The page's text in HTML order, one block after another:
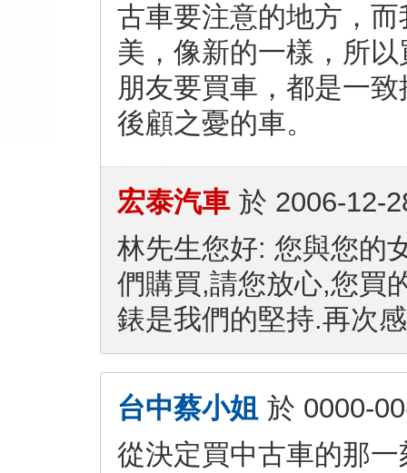
古車要注意的地方，
美，像新的一樣，所
朋友要買車，都是一
後顧之憂的車。
宏泰汽車 於 2006-12-
林先生您好: 您與您的
們購買,請您放心,您買
錶是我們的堅持.再次
台中蔡小姐 於 0000-
從決定買中古車的那